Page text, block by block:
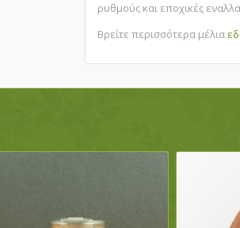
ρυθμούς και εποχικές
Βρείτε περισσότερα μέλια